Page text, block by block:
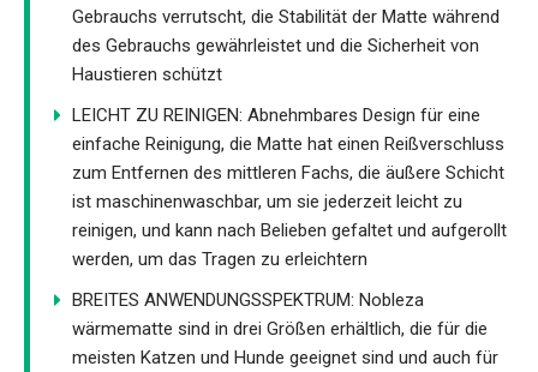
Gebrauchs verrutscht, die Stabilität der Matte während
des Gebrauchs gewährleistet und die Sicherheit von
Haustieren schützt
LEICHT ZU REINIGEN: Abnehmbares Design für eine
einfache Reinigung, die Matte hat einen Reißverschluss
zum Entfernen des mittleren Fachs, die äußere Schicht
ist maschinenwaschbar, um sie jederzeit leicht zu
reinigen, und kann nach Belieben gefaltet und aufgerollt
werden, um das Tragen zu erleichtern
BREITES ANWENDUNGSSPEKTRUM: Nobleza
wärmematte sind in drei Größen erhältlich, die für die
meisten Katzen und Hunde geeignet sind und auch für